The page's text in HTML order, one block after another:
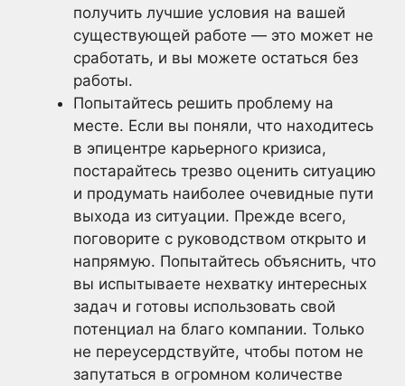
получить лучшие условия на вашей
существующей работе — это может не
сработать, и вы можете остаться без
работы.
Попытайтесь решить проблему на
месте. Если вы поняли, что находитесь
в эпицентре карьерного кризиса,
постарайтесь трезво оценить ситуацию
и продумать наиболее очевидные пути
выхода из ситуации. Прежде всего,
поговорите с руководством открыто и
напрямую. Попытайтесь объяснить, что
вы испытываете нехватку интересных
задач и готовы использовать свой
потенциал на благо компании. Только
не переусердствуйте, чтобы потом не
запутаться в огромном количестве